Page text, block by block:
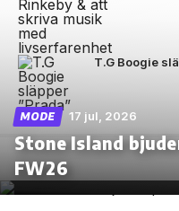
T.G Boogie
MODE 17 jul, 2026
Stone Island
FW26